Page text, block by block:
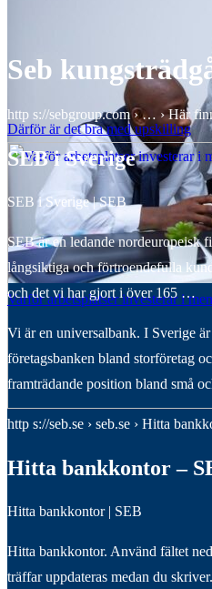
Därför är det bra med upskilling
Varför arbetsplatser investerar i
Seb
http s://sebgroup.com › … › Här
SEB i Sverige
SEB i Sverige | SEB
SEB är en ledande nordeuropeisk
långsiktiga och förtroendefulla
och det vi har gjort i över 165 …
Vi är en universalbank. I Sverige
företagsbanken bland storföretag
framträdande position bland små
http s://seb.se › seb.se › Hitta
Hitta bankkontor –
Hitta bankkontor | SEB
Hitta bankkontor. Använd fältet
träffar uppdateras medan du